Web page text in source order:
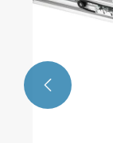
